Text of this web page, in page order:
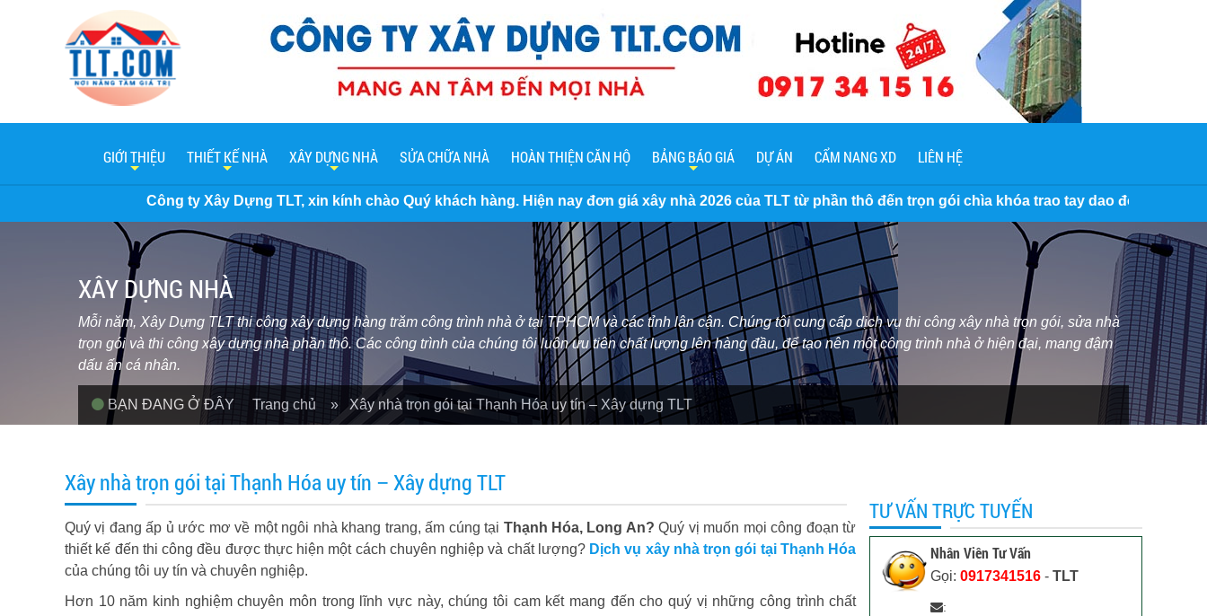
GIỚI THIỆU THIẾT KẾ NHÀ XÂY DỰNG NHÀ SỬA CHỮA NHÀ HOÀN THIỆN CĂN HỘ BẢNG BÁO GIÁ DỰ ÁN CẨM NANG XD LIÊN HỆ
Công ty Xây Dựng TLT, xin kính chào Quý khách hàng. Hiện nay đơn giá xây nhà 2026 của TLT từ phần thô đến trọn gói chìa khóa trao tay dao động 3.500.000 VNĐ/M2
XÂY DỰNG NHÀ
Mỗi năm, Xây Dựng TLT thi công xây dựng hàng trăm công trình nhà ở tại TPHCM và các tỉnh lân cận. Chúng tôi cung cấp dịch vụ thi công xây nhà trọn gói, sửa nhà
trọn gói và thi công xây dựng nhà phần thô. Các công trình của chúng tôi luôn ưu tiên chất lượng lên hàng đầu, để tạo nên một công trình nhà ở hiện đại, mang đậm
dấu ấn cá nhân.
BẠN ĐANG Ở ĐÂY Trang chủ » Xây nhà trọn gói tại Thạnh Hóa uy tín – Xây dựng TLT
Xây nhà trọn gói tại Thạnh Hóa uy tín – Xây dựng TLT
Quý vị đang ấp ủ ước mơ về một ngôi nhà khang trang, ấm cúng tại Thạnh Hóa, Long An? Quý vị muốn mọi công đoạn từ
thiết kế đến thi công đều được thực hiện một cách chuyên nghiệp và chất lượng? Dịch vụ xây nhà trọn gói tại Thạnh Hóa
của chúng tôi uy tín và chuyên nghiệp.
Hơn 10 năm kinh nghiệm chuyên môn trong lĩnh vực này, chúng tôi cam kết mang đến cho quý vị những công trình chất
TƯ VẤN TRỰC TUYẾN
Nhân Viên Tư Vấn
Gọi: 0917341516- TLT
: